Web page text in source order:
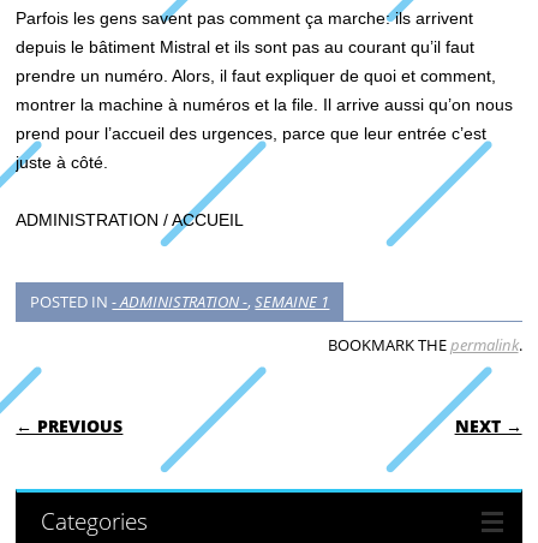
Parfois les gens savent pas comment ça marche: ils arrivent
depuis le bâtiment Mistral et ils sont pas au courant qu’il faut
prendre un numéro. Alors, il faut expliquer de quoi et comment,
montrer la machine à numéros et la file. Il arrive aussi qu’on nous
prend pour l’accueil des urgences, parce que leur entrée c’est
juste à côté.
ADMINISTRATION / ACCUEIL
POSTED IN- ADMINISTRATION -,SEMAINE 1
BOOKMARK THEpermalink.
POST NAVIGATION
← PREVIOUS NEXT →
Categories